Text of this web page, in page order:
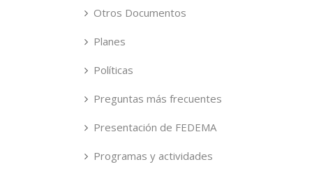
Otros Documentos
Planes
Políticas
Preguntas más frecuentes
Presentación de FEDEMA
Programas y actividades